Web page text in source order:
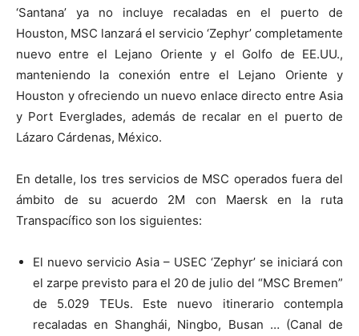
‘Santana’ ya no incluye recaladas en el puerto de
Houston, MSC lanzará el servicio ‘Zephyr’ completamente
nuevo entre el Lejano Oriente y el Golfo de EE.UU.,
manteniendo la conexión entre el Lejano Oriente y
Houston y ofreciendo un nuevo enlace directo entre Asia
y Port Everglades, además de recalar en el puerto de
Lázaro Cárdenas, México.
En detalle, los tres servicios de MSC operados fuera del
ámbito de su acuerdo 2M con Maersk en la ruta
Transpacífico son los siguientes:
El nuevo servicio Asia – USEC ‘Zephyr’ se iniciará con
el zarpe previsto para el 20 de julio del “MSC Bremen”
de 5.029 TEUs. Este nuevo itinerario contempla
recaladas en Shanghái, Ningbo, Busan … (Canal de